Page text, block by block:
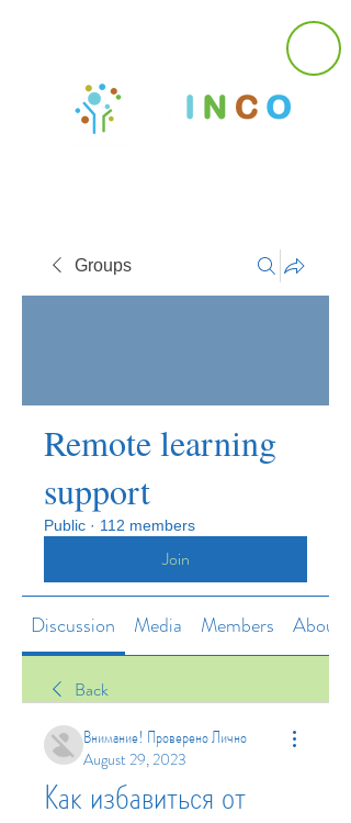
Groups
Remote learning
support
Public · 112 members
Join
Discussion Media Members About
Back
Внимание! Проверено Лично
August 29, 2023
Как избавиться от